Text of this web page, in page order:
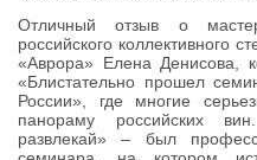
Отличный отзыв о
российского коллективного
«Аврора» Елена Денисова,
«Блистательно прошел
России», где многие
панораму российских
развлекай» – был